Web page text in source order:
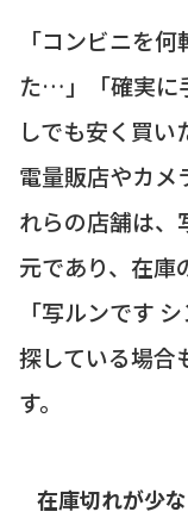
「コンビニを
た…」「確実に
しでも安く買
電量販店やカメ
れらの店舗は、
元であり、在庫
「写ルンです
探している場合
す。
在庫切れが少